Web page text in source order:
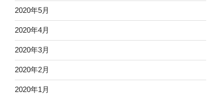
2020年5月
2020年4月
2020年3月
2020年2月
2020年1月